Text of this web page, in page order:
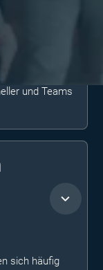
und Teams
sich häufig